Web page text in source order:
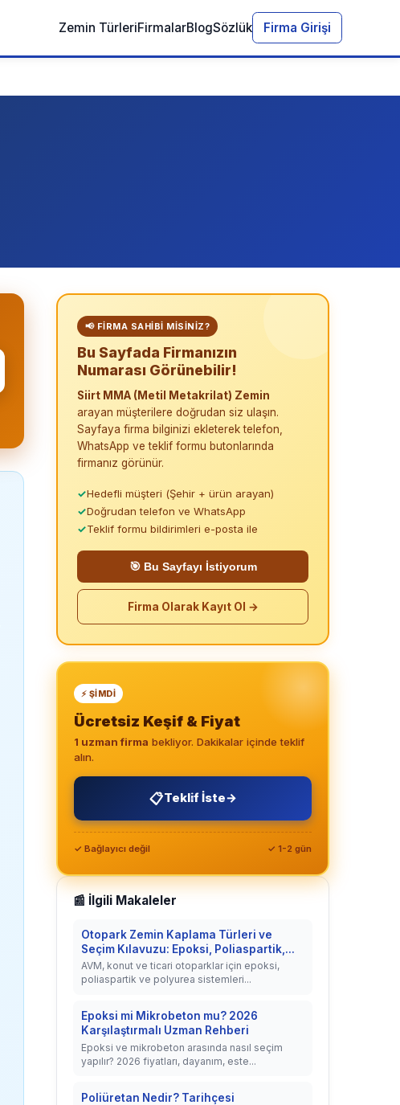
Zemin TürleriFirmalarBlogSözlük Firma Girişi
📢 FIRMA SAHIBI MISINIZ?
Bu Sayfada Firmanızın
Numarası Görünebilir!
Siirt MMA (Metil Metakrilat) Zemin
arayan müşterilere doğrudan siz ulaşın.
Sayfaya firma bilginizi ekleterek telefon,
WhatsApp ve teklif formu butonlarında
firmanız görünür.
✓Hedefli müşteri (Şehir + ürün arayan)
✓Doğrudan telefon ve WhatsApp
✓Teklif formu bildirimleri e-posta ile
🎯 Bu Sayfayı İstiyorum
Firma Olarak Kayıt Ol →
⚡ ŞIMDI
Ücretsiz Keşif & Fiyat
1 uzman firma bekliyor. Dakikalar içinde teklif
alın.
📋Teklif İste→
✓ Bağlayıcı değil ✓ 1-2 gün
📰 İlgili Makaleler
Otopark Zemin Kaplama Türleri ve
Seçim Kılavuzu: Epoksi, Poliaspartik,...
AVM, konut ve ticari otoparklar için epoksi,
poliaspartik ve polyurea sistemleri...
Epoksi mi Mikrobeton mu? 2026
Karşılaştırmalı Uzman Rehberi
Epoksi ve mikrobeton arasında nasıl seçim
yapılır? 2026 fiyatları, dayanım, este...
Poliüretan Nedir? Tarihçesi